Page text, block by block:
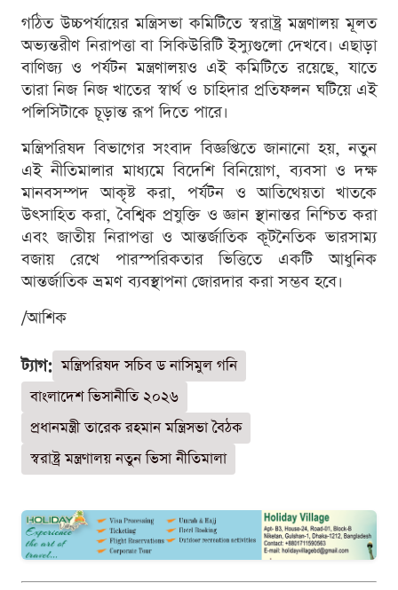
গঠিত উচ্চপর্যায়ের মন্ত্রিসভা কমিটিতে স্বরাষ্ট্র মন্ত্রণালয় মূলত
অভ্যন্তরীণ নিরাপত্তা বা সিকিউরিটি ইস্যুগুলো দেখবে। এছাড়া
বাণিজ্য ও পর্যটন মন্ত্রণালয়ও এই কমিটিতে রয়েছে, যাতে
তারা নিজ নিজ খাতের স্বার্থ ও চাহিদার প্রতিফলন ঘটিয়ে এই
পলিসিটাকে চূড়ান্ত রূপ দিতে পারে।
মন্ত্রিপরিষদ বিভাগের সংবাদ বিজ্ঞপ্তিতে জানানো হয়, নতুন
এই নীতিমালার মাধ্যমে বিদেশি বিনিয়োগ, ব্যবসা ও দক্ষ
মানবসম্পদ আকৃষ্ট করা, পর্যটন ও আতিথেয়তা খাতকে
উৎসাহিত করা, বৈশ্বিক প্রযুক্তি ও জ্ঞান স্থানান্তর নিশ্চিত করা
এবং জাতীয় নিরাপত্তা ও আন্তর্জাতিক কূটনৈতিক ভারসাম্য
বজায় রেখে পারস্পরিকতার ভিত্তিতে একটি আধুনিক
আন্তর্জাতিক ভ্রমণ ব্যবস্থাপনা জোরদার করা সম্ভব হবে।
/আশিক
ট্যাগ: মন্ত্রিপরিষদ সচিব ড নাসিমুল গনি
বাংলাদেশ ভিসানীতি ২০২৬
প্রধানমন্ত্রী তারেক রহমান মন্ত্রিসভা বৈঠক
স্বরাষ্ট্র মন্ত্রণালয় নতুন ভিসা নীতিমালা